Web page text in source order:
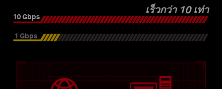
10 Gbps
1 Gbps
เร็วกว่า 10 เท่า